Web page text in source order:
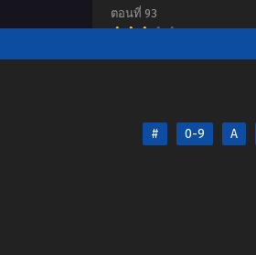
ตอนที่ 93
# 0-9 A